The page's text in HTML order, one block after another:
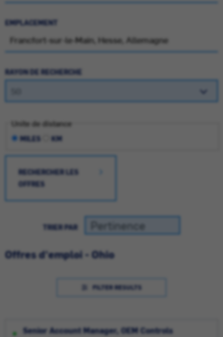
EMPLACEMENT
RAYON DE RECHERCHE
Unite de distance
MILES KM
RECHERCHER LES
OFFRES
TRIER PAR
Offres d'emploi - Ohio
FILTER RESULTS
Senior Account Manager, OEM Controls